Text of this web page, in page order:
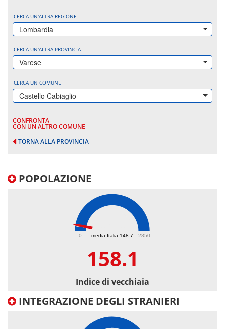
CERCA UN'ALTRA REGIONE
Lombardia
CERCA UN'ALTRA PROVINCIA
Varese
CERCA UN COMUNE
Castello Cabiaglio
CONFRONTA
CON UN ALTRO COMUNE
TORNA ALLA PROVINCIA
POPOLAZIONE
media Italia 148.7
0 2850
158.1
Indice di vecchiaia
INTEGRAZIONE DEGLI STRANIERI